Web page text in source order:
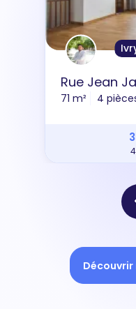
Rue Jean
71 m² 4
Découvrir